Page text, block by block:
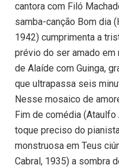
cantora com Filó
samba-canção Bom dia
1942) cumprimenta a
prévio do ser amado em
de Alaíde com Guinga,
que ultrapassa seis
Nesse mosaico de
Fim de comédia
toque preciso do
monstruosa em Teus
Cabral, 1935) a sombra